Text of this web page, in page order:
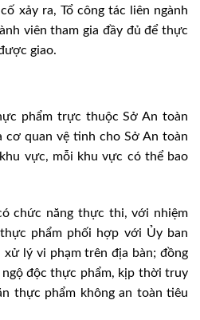
xảy ra, Tổ công tác liên ngành
viên tham gia đầy đủ để thực
giao.
phẩm trực thuộc Sở An toàn
quan vệ tinh cho Sở An toàn
vực, mỗi khu vực có thể bao
chức năng thực thi, với nhiệm
phẩm phối hợp với Ủy ban
xử lý vi phạm trên địa bàn; đồng
độc thực phẩm, kịp thời truy
thực phẩm không an toàn tiêu